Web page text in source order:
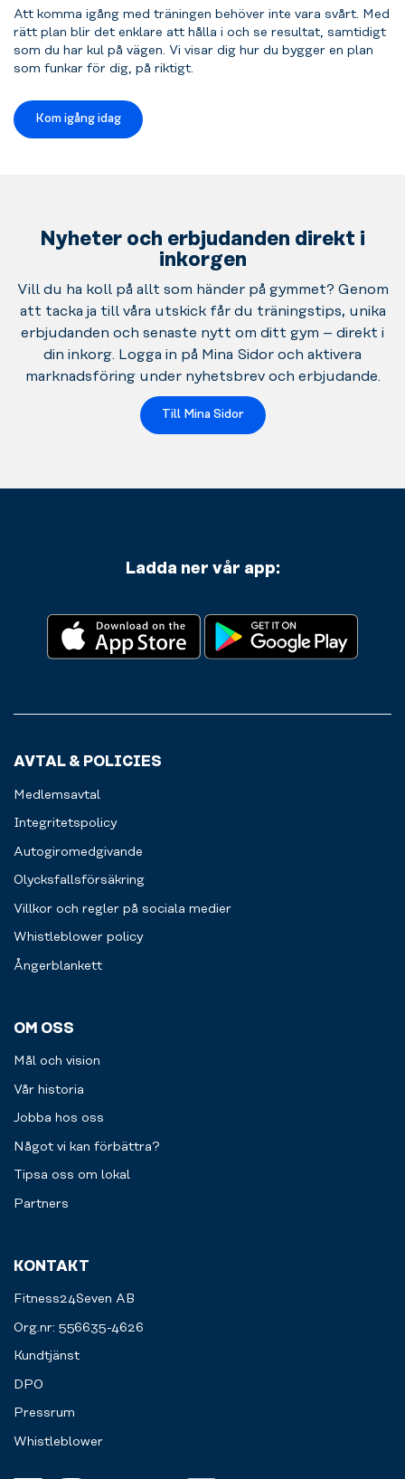
Att komma igång med träningen behöver inte vara svårt. Med
rätt plan blir det enklare att hålla i och se resultat, samtidigt
som du har kul på vägen. Vi visar dig hur du bygger en plan
som funkar för dig, på riktigt.
Kom igång idag
Nyheter och erbjudanden direkt i
inkorgen
Vill du ha koll på allt som händer på gymmet? Genom
att tacka ja till våra utskick får du träningstips, unika
erbjudanden och senaste nytt om ditt gym – direkt i
din inkorg. Logga in på Mina Sidor och aktivera
marknadsföring under nyhetsbrev och erbjudande.
Till Mina Sidor
Ladda ner vår app:
AVTAL & POLICIES
Medlemsavtal
Integritetspolicy
Autogiromedgivande
Olycksfallsförsäkring
Villkor och regler på sociala medier
Whistleblower policy
Ångerblankett
OM OSS
Mål och vision
Vår historia
Jobba hos oss
Något vi kan förbättra?
Tipsa oss om lokal
Partners
KONTAKT
Fitness24Seven AB
Org.nr: 556635-4626
Kundtjänst
DPO
Pressrum
Whistleblower